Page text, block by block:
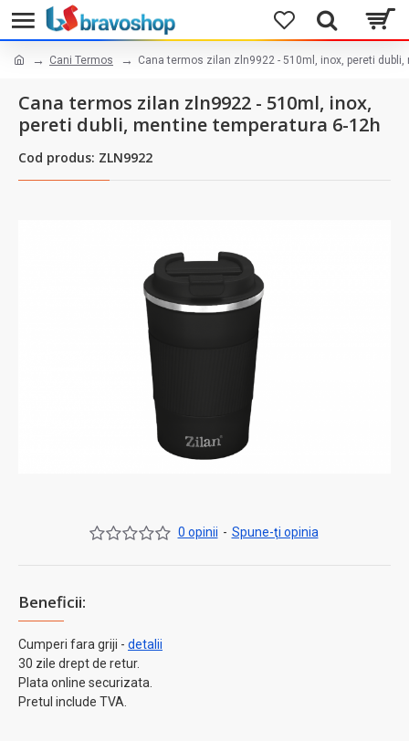
Cani Termos Cana termos zilan zln9922 - 510ml, inox, pereti
Cana termos zilan zln9922 - 510ml, inox,
pereti dubli, mentine temperatura 6-12h
Cod produs: ZLN9922
Beneficii:
Cumperi fara griji - detalii
30 zile drept de retur.
Plata online securizata.
Pretul include TVA.
0 opinii - Spune-ţi opinia